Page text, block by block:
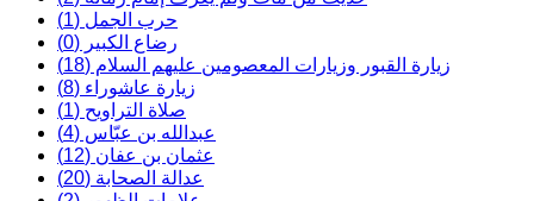
حرب الجمل (1)
رضاع الكبير (0)
زيارة القبور وزيارات المعصومين عليهم السلام (18)
زيارة عاشوراء (8)
صلاة التراويح (1)
عبدالله بن عبّاس (4)
عثمان بن عفان (12)
عدالة الصحابة (20)